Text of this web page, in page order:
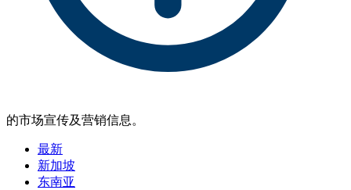
的市场宣传及营销信息。
最新
新加坡
东南亚